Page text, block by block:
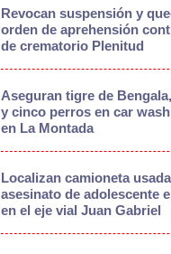
Revocan suspensión y
orden de aprehensión
de crematorio Plenitud
Aseguran tigre de
y cinco perros en car
en La Montada
Localizan camioneta
asesinato de adolescente
en el eje vial Juan Gabriel